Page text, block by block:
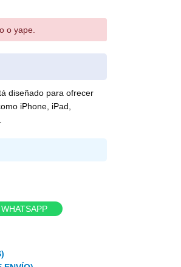
o yape.
diseñado para ofrecer
iPhone, iPad,